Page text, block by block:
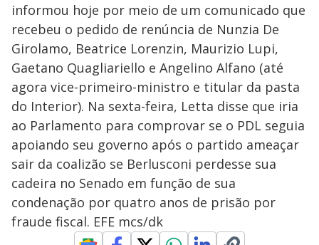
informou hoje por meio de um comunicado que
recebeu o pedido de renúncia de Nunzia De
Girolamo, Beatrice Lorenzin, Maurizio Lupi,
Gaetano Quagliariello e Angelino Alfano (até
agora vice-primeiro-ministro e titular da pasta
do Interior). Na sexta-feira, Letta disse que iria
ao Parlamento para comprovar se o PDL seguia
apoiando seu governo após o partido ameaçar
sair da coalizão se Berlusconi perdesse sua
cadeira no Senado em função de sua
condenação por quatro anos de prisão por
fraude fiscal. EFE mcs/dk